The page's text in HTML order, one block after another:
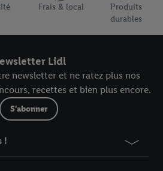
Frais & local
Produits
durables
Lidl
newsletter et ne ratez plus nos
recettes et bien plus encore.
S'abonner
!